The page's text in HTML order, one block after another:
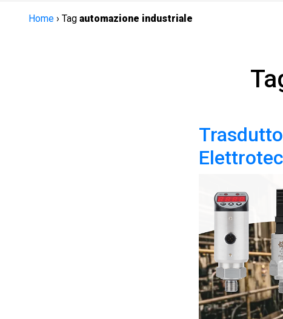
Home › Tag automazione industriale